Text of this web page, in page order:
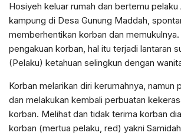
Hosiyeh keluar rumah dan bertemu pelaku
kampung di Desa Gunung Maddah,
memberhentikan korban dan
pengakuan korban, hal itu terjadi lantaran
(Pelaku) ketahuan selingkun dengan
Korban melarikan diri kerumahnya, namun
dan melakukan kembali perbuatan
korban. Melihat dan tidak terima korban
korban (mertua pelaku, red) yakni